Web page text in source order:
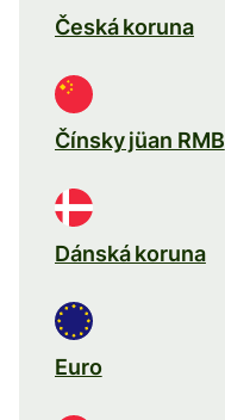
Česká koruna
Čínsky jüan RMB
Dánská koruna
Euro